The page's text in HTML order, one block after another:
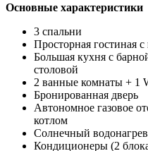
Основные характеристики
3 спальни
Просторная гостиная
Большая кухня с
столовой
2 ванные комнаты + 1
Бронированная дверь
Автономное газовое
котлом
Солнечный
Кондиционеры (2